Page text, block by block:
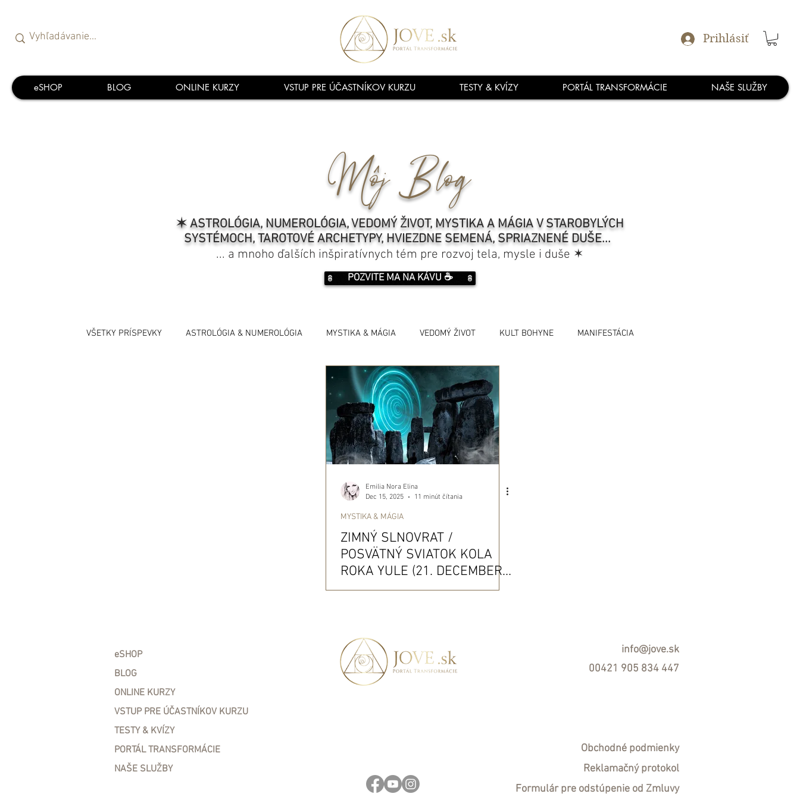
Prihlásiť
eSHOP BLOG ONLINE KURZY VSTUP PRE ÚČASTNÍKOV KURZU TESTY & KVÍZY PORTÁL TRANSFORMÁCIE NAŠE SLUŽBY
Môj Blog
✶ ASTROLÓGIA, NUMEROLÓGIA, VEDOMÝ ŽIVOT, MYSTIKA A MÁGIA V STAROBYLÝCH
SYSTÉMOCH, TAROTOVÉ ARCHETYPY, HVIEZDNE SEMENÁ, SPRIAZNENÉ DUŠE...
... a mnoho ďalších inšpiratívnych tém pre rozvoj tela, mysle i duše ✶
POZVITE MA NA KÁVU ☕️
VŠETKY PRÍSPEVKY ASTROLÓGIA & NUMEROLÓGIA MYSTIKA & MÁGIA VEDOMÝ ŽIVOT KULT BOHYNE MANIFESTÁCIA
Emilia Nora Elina
Dec 15, 2025
11 minút čítania
MYSTIKA & MÁGIA
ZIMNÝ SLNOVRAT /
POSVÄTNÝ SVIATOK KOLA
ROKA YULE (21. DECEMBER
2025): DUCHOVNÝ VÝZNAM &
eSHOP
BLOG
ONLINE KURZY
VSTUP PRE ÚČASTNÍKOV KURZU
TESTY & KVÍZY
PORTÁL TRANSFORMÁCIE
NAŠE SLUŽBY
info@jove.sk
00421 905 834 447
Obchodné podmienky
Reklamačný protokol
Formulár pre odstúpenie od Zmluvy